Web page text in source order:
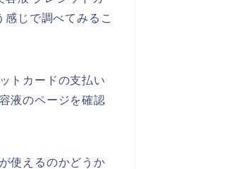
じで調べてみるこ
トカードの支払い
液のページを確認
使えるのかどうか